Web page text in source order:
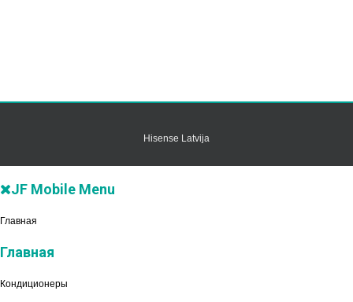
Hisense Latvija
JF Mobile Menu
Главная
Главная
Кондиционеры